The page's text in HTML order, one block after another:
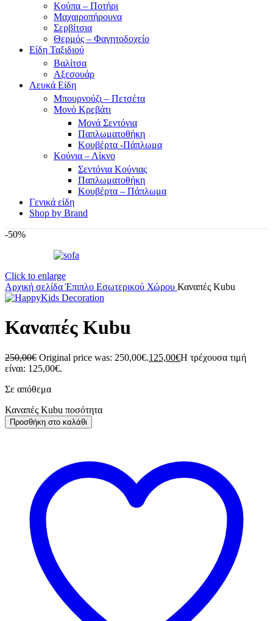
Κούπα – Ποτήρι
Μαχαιροπήρουνα
Σερβίτσια
Θερμός – Φαγητοδοχείο
Είδη Ταξιδιού
Βαλίτσα
Αξεσουάρ
Λευκά Είδη
Μπουρνούζι – Πετσέτα
Μονό Κρεβάτι
Μονά Σεντόνια
Παπλωματοθήκη
Κουβέρτα -Πάπλωμα
Κούνια – Λίκνο
Σεντόνια Κούνιας
Παπλωματοθήκη
Κουβέρτα – Πάπλωμα
Γενικά είδη
Shop by Brand
-50%
Click to enlarge
Αρχική σελίδαΈπιπλο Εσωτερικού Χώρου Καναπές Kubu
Καναπές Kubu
250,00€ Original price was: 250,00€.125,00€Η τρέχουσα τιμή
είναι: 125,00€.
Σε απόθεμα
Καναπές Kubu ποσότητα
Προσθήκη στο καλάθι